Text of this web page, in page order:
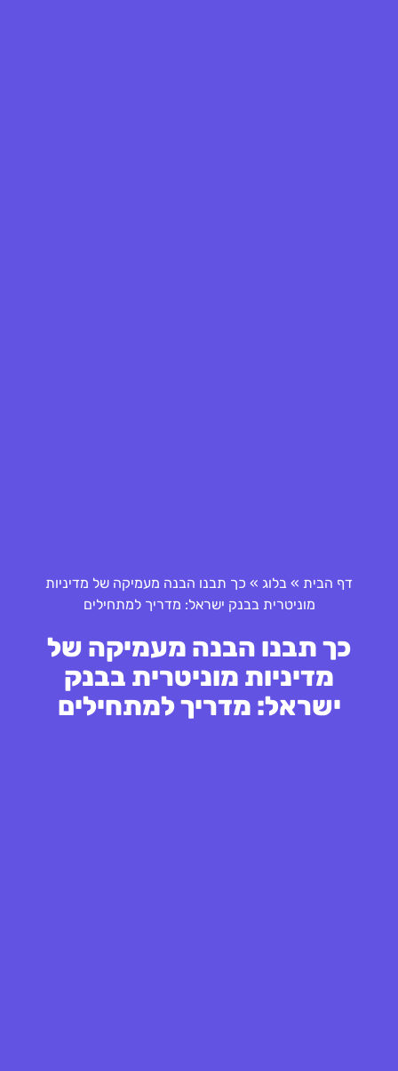
דף הבית » בלוג » כך תבנו הבנה מעמיקה של מדיניות
מוניטרית בבנק ישראל: מדריך למתחילים
כך תבנו הבנה מעמיקה של
מדיניות מוניטרית בבנק
ישראל: מדריך למתחילים